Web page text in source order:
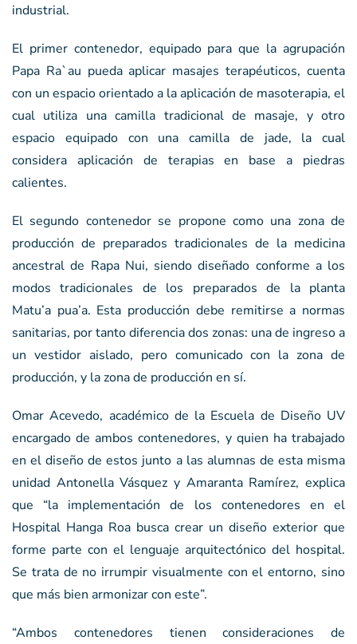
industrial.
El primer contenedor, equipado para que la agrupación
Papa Ra`au pueda aplicar masajes terapéuticos, cuenta
con un espacio orientado a la aplicación de masoterapia, el
cual utiliza una camilla tradicional de masaje, y otro
espacio equipado con una camilla de jade, la cual
considera aplicación de terapias en base a piedras
calientes.
El segundo contenedor se propone como una zona de
producción de preparados tradicionales de la medicina
ancestral de Rapa Nui, siendo diseñado conforme a los
modos tradicionales de los preparados de la planta
Matu’a pua’a. Esta producción debe remitirse a normas
sanitarias, por tanto diferencia dos zonas: una de ingreso a
un vestidor aislado, pero comunicado con la zona de
producción, y la zona de producción en sí.
Omar Acevedo, académico de la Escuela de Diseño UV
encargado de ambos contenedores, y quien ha trabajado
en el diseño de estos junto a las alumnas de esta misma
unidad Antonella Vásquez y Amaranta Ramírez, explica
que “la implementación de los contenedores en el
Hospital Hanga Roa busca crear un diseño exterior que
forme parte con el lenguaje arquitectónico del hospital.
Se trata de no irrumpir visualmente con el entorno, sino
que más bien armonizar con este”.
“Ambos contenedores tienen consideraciones de